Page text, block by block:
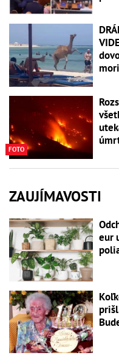
mori
FOTO
ZAUJÍMAVOSTI
eur